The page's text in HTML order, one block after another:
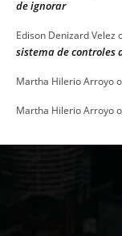
de ignorar
Edison Denizard Velez
sistema de controles
Martha Hilerio Arroyo
Martha Hilerio Arroyo